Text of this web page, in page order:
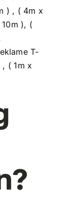
) , ( 4m x
), (
T-
( 1m x